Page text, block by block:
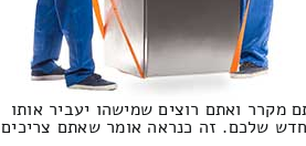
מקרר ואתם רוצים שמישהו יעביר אותו
שלכם. זה כנראה אומר שאתם צריכים